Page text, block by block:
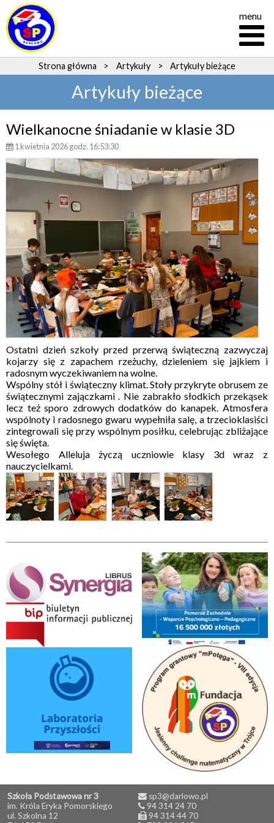
menu
Strona główna > Artykuły > Artykuły bieżące
Artykuły bieżące
Wielkanocne śniadanie w klasie 3D
1 kwietnia 2026 godz. 16:53:30
Ostatni dzień szkoły przed przerwą świąteczną zazwyczaj
kojarzy się z zapachem rzeżuchy, dzieleniem się jajkiem i
radosnym wyczekiwaniem na wolne.
Wspólny stół i świąteczny klimat. Stoły przykryte obrusem ze
świątecznymi zajączkami . Nie zabrakło słodkich przekąsek
lecz też sporo zdrowych dodatków do kanapek. Atmosfera
wspólnoty i radosnego gwaru wypełniła salę, a trzecioklasiści
zintegrowali się przy wspólnym posiłku, celebrując zbliżające
się święta.
Wesołego Alleluja życzą uczniowie klasy 3d wraz z
nauczycielkami.
Szkoła Podstawowa nr 3
im. Króla Eryka Pomorskiego
ul. Szkolna 12
sp3@darlowo.pl
94 314 24 70
94 314 44 70